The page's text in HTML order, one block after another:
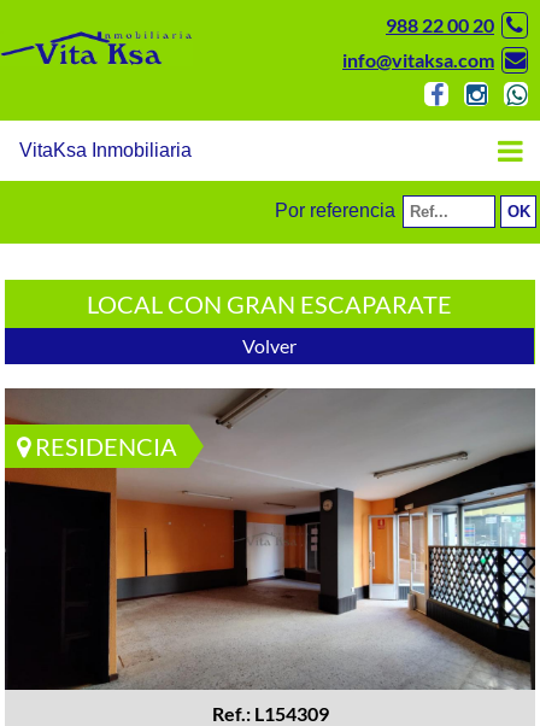
988 22 00 20
info@vitaksa.com
VitaKsa Inmobiliaria
Por referencia
LOCAL CON GRAN ESCAPARATE
Volver
RESIDENCIA
Ref.: L154309